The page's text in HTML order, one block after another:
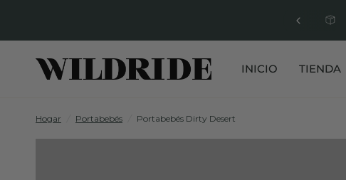
INICIO TIENDA
Hogar Portabebés Portabebés Dirty Desert